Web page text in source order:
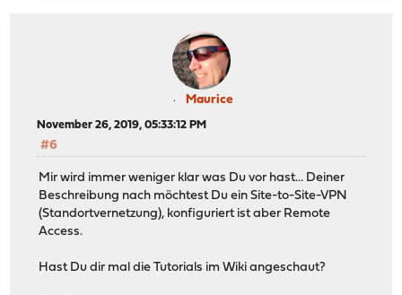
Maurice
November 26, 2019, 05:33:12 PM
#6
Mir wird immer weniger klar was Du vor hast... Deiner
Beschreibung nach möchtest Du ein Site-to-Site-VPN
(Standortvernetzung), konfiguriert ist aber Remote
Access.
Hast Du dir mal die Tutorials im Wiki angeschaut?